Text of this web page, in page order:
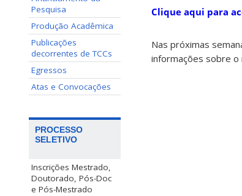
Pesquisa
Produção Acadêmica
Publicações
decorrentes de TCCs
Egressos
Atas e Convocações
PROCESSO
SELETIVO
Inscrições Mestrado,
Doutorado, Pós-Doc
e Pós-Mestrado
Clique aqui para
Nas próximas
informações sobre